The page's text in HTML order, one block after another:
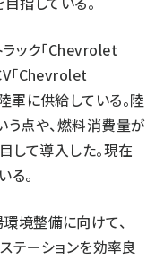
ック「Chevrolet
「Chevrolet
軍に供給している。陸
点や、燃料消費量が
して導入した。現在
。
境整備に向けて、
テーションを効率良